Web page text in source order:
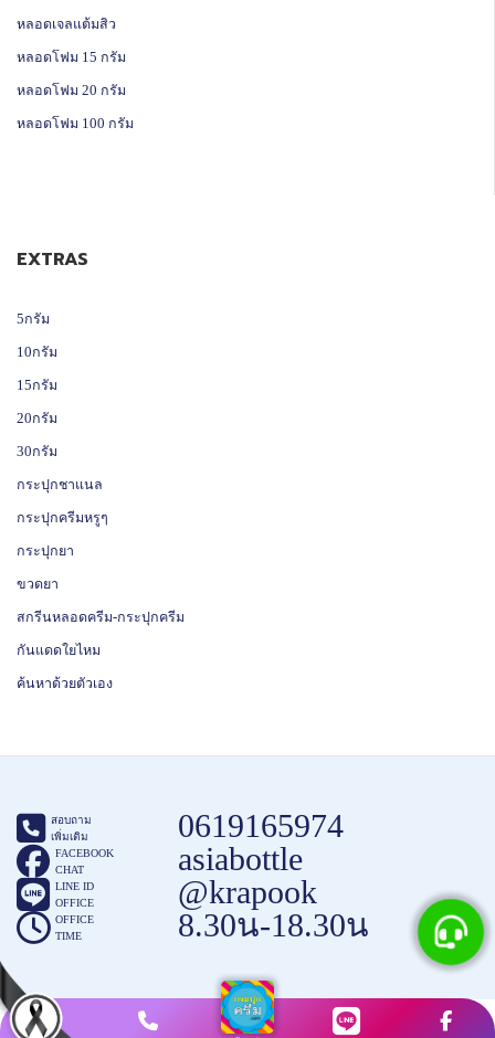
หลอดเจลแต้มสิว
หลอดโฟม 15 กรัม
หลอดโฟม 20 กรัม
หลอดโฟม 100 กรัม
EXTRAS
5กรัม
10กรัม
15กรัม
20กรัม
30กรัม
กระปุกชาแนล
กระปุกครีมหรูๆ
กระปุกยา
ขวดยา
สกรีนหลอดครีม-กระปุกครีม
กันแดดใยไหม
ค้นหาด้วยตัวเอง
สอบถาม
เพิ่มเติม
0619165974
FACEBOOK
CHAT
asiabottle
LINE ID
OFFICE
@krapook
OFFICE
TIME
8.30น-18.30น
COPYRIGHT ©2015 - 2025 กระปุกครีม.com ขายกระปุกครีม